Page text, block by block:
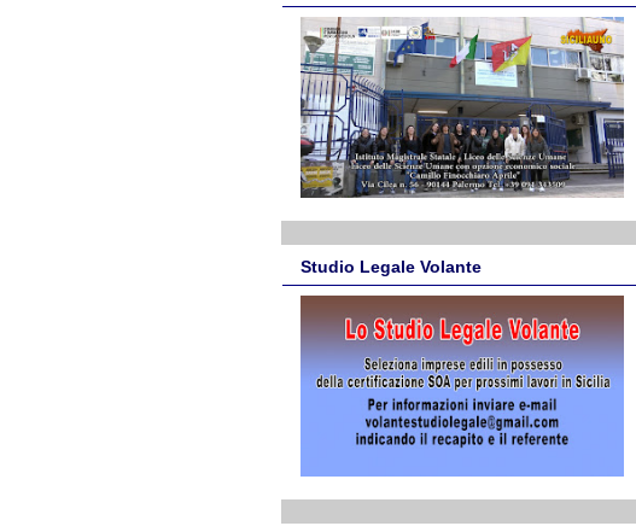
Studio Legale Volante